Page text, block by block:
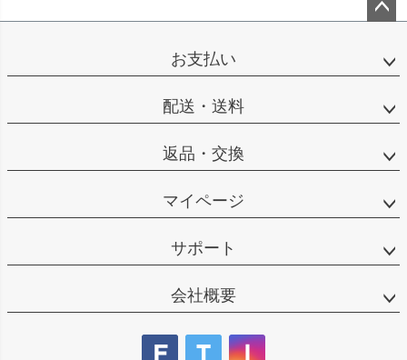
ップ
お支払い
配送・送料
返品・交換
マイページ
サポート
会社概要